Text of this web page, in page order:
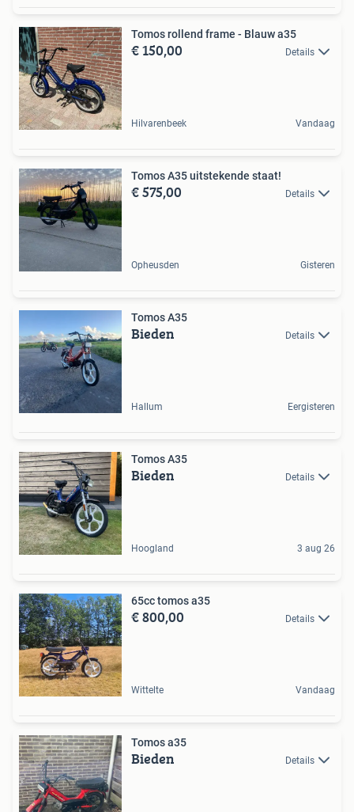
Tomos rollend frame - Blauw a35
€ 150,00 Details
Hilvarenbeek Vandaag
Tomos A35 uitstekende staat!
€ 575,00 Details
Opheusden Gisteren
Tomos A35
Bieden Details
Hallum Eergisteren
Tomos A35
Bieden Details
Hoogland 3 aug 26
65cc tomos a35
€ 800,00 Details
Wittelte Vandaag
Tomos a35
Bieden Details